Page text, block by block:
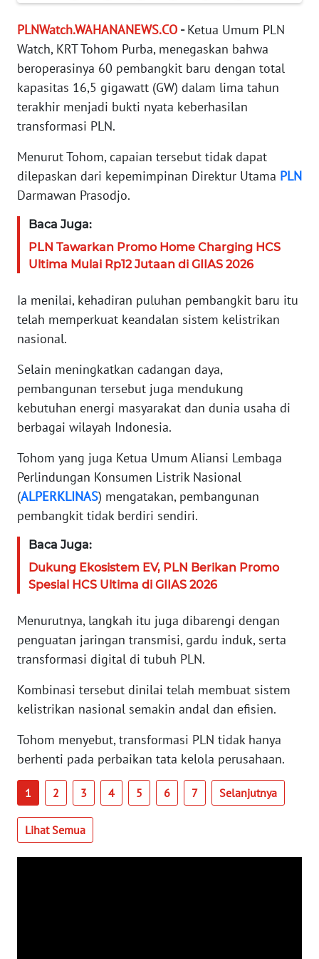
PLNWatch.WAHANANEWS.CO -Ketua Umum PLN
Watch, KRT Tohom Purba, menegaskan bahwa
beroperasinya 60 pembangkit baru dengan total
kapasitas 16,5 gigawatt (GW) dalam lima tahun
terakhir menjadi bukti nyata keberhasilan
transformasi PLN.
Menurut Tohom, capaian tersebut tidak dapat
dilepaskan dari kepemimpinan Direktur Utama PLN
Darmawan Prasodjo.
Baca Juga:
PLN Tawarkan Promo Home Charging HCS
Ultima Mulai Rp12 Jutaan di GIIAS 2026
Ia menilai, kehadiran puluhan pembangkit baru itu
telah memperkuat keandalan sistem kelistrikan
nasional.
Selain meningkatkan cadangan daya,
pembangunan tersebut juga mendukung
kebutuhan energi masyarakat dan dunia usaha di
berbagai wilayah Indonesia.
Tohom yang juga Ketua Umum Aliansi Lembaga
Perlindungan Konsumen Listrik Nasional
(ALPERKLINAS) mengatakan, pembangunan
pembangkit tidak berdiri sendiri.
Baca Juga:
Dukung Ekosistem EV, PLN Berikan Promo
Spesial HCS Ultima di GIIAS 2026
Menurutnya, langkah itu juga dibarengi dengan
penguatan jaringan transmisi, gardu induk, serta
transformasi digital di tubuh PLN.
Kombinasi tersebut dinilai telah membuat sistem
kelistrikan nasional semakin andal dan efisien.
Tohom menyebut, transformasi PLN tidak hanya
berhenti pada perbaikan tata kelola perusahaan.
1 2 3 4 5 6 7 Selanjutnya
Lihat Semua
KARIR
DISCLAIMER
Wahana
News
Regional
WN
SUMUT
WN
WN
WN
BANTEN
WN
NTT
WN
WN
PAPUA
PAPUA
BARAT
RIAU
WN
WN
WN
WN
NTB